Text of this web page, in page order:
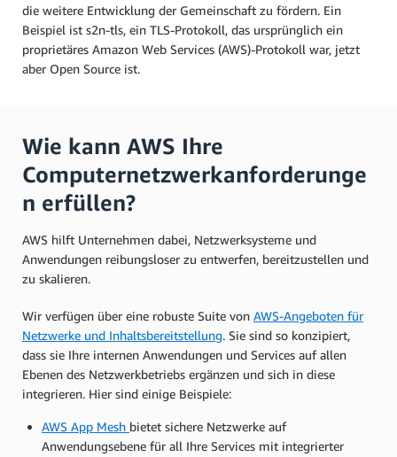
die weitere Entwicklung der Gemeinschaft zu fördern. Ein
Beispiel ist s2n-tls, ein TLS-Protokoll, das ursprünglich ein
proprietäres Amazon Web Services (AWS)-Protokoll war, jetzt
aber Open Source ist.
Wie kann AWS Ihre
Computernetzwerkanforderunge
n erfüllen?
AWS hilft Unternehmen dabei, Netzwerksysteme und
Anwendungen reibungsloser zu entwerfen, bereitzustellen und
zu skalieren.
Wir verfügen über eine robuste Suite von AWS-Angeboten für
Netzwerke und Inhaltsbereitstellung. Sie sind so konzipiert,
dass sie Ihre internen Anwendungen und Services auf allen
Ebenen des Netzwerkbetriebs ergänzen und sich in diese
integrieren. Hier sind einige Beispiele:
AWS App Mesh bietet sichere Netzwerke auf
Anwendungsebene für all Ihre Services mit integrierter